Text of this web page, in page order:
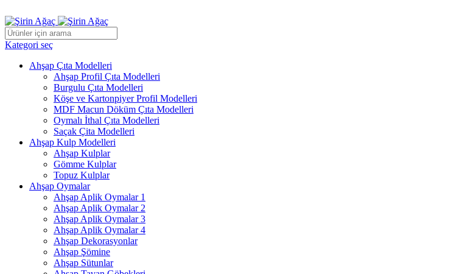
Kategori seç
Ahşap Çıta Modelleri
Ahşap Profil Çıta Modelleri
Burgulu Çıta Modelleri
Köşe ve Kartonpiyer Profil Modelleri
MDF Macun Döküm Çıta Modelleri
Oymalı İthal Çıta Modelleri
Saçak Çita Modelleri
Ahşap Kulp Modelleri
Ahşap Kulplar
Gömme Kulplar
Topuz Kulplar
Ahşap Oymalar
Ahşap Aplik Oymalar 1
Ahşap Aplik Oymalar 2
Ahşap Aplik Oymalar 3
Ahşap Aplik Oymalar 4
Ahşap Dekorasyonlar
Ahşap Şömine
Ahşap Sütunlar